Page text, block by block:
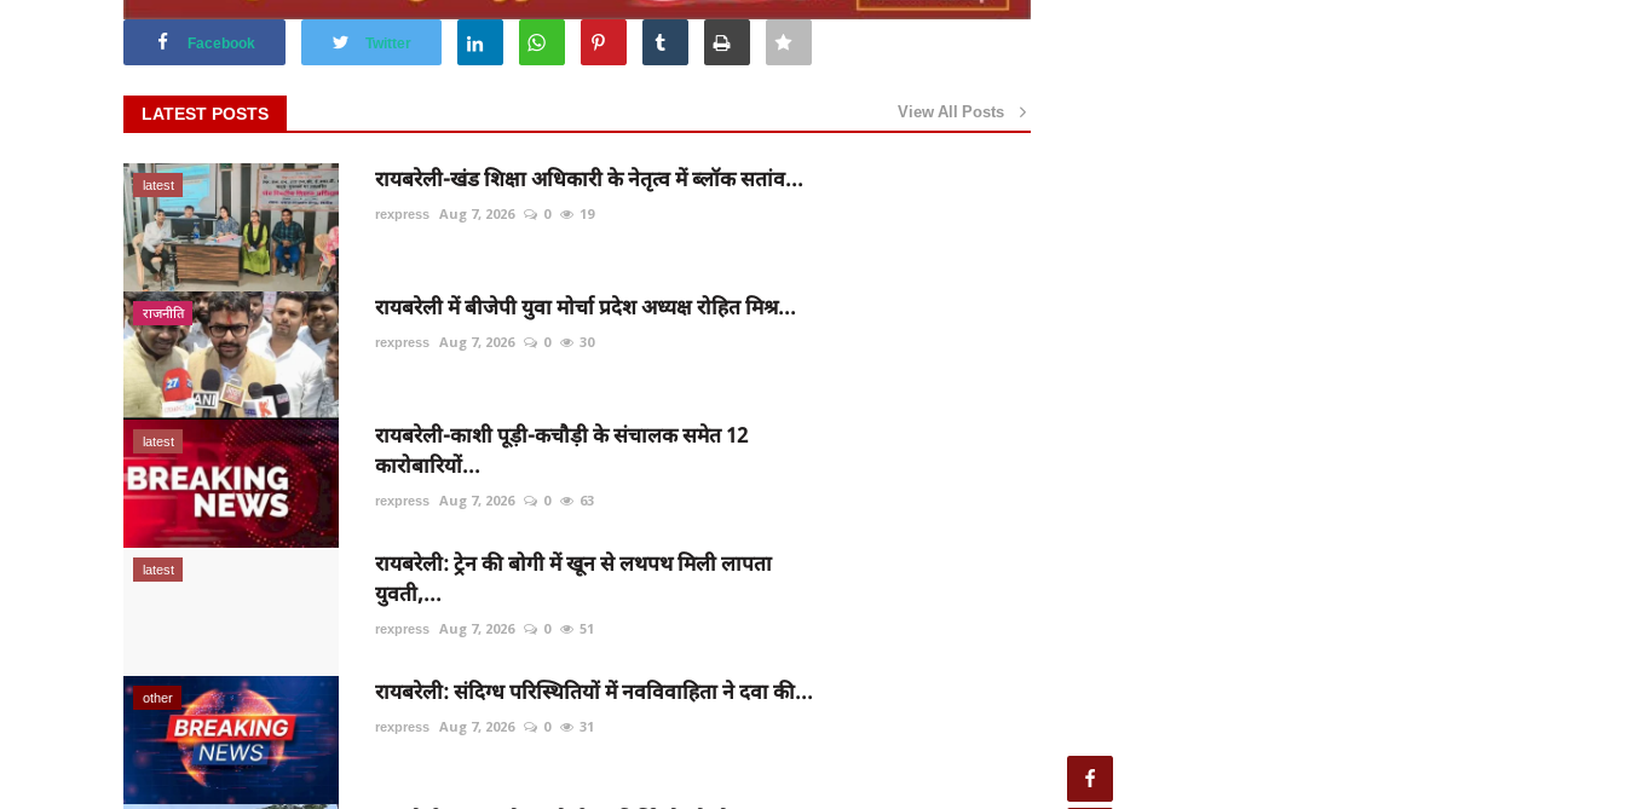
Facebook Twitter
LATEST POSTS View All Posts
latest रायबरेली-खंड शिक्षा अधिकारी के नेतृत्व में ब्लॉक सतांव...
rexpress Aug 7, 2026 0 19
राजनीति रायबरेली में बीजेपी युवा मोर्चा प्रदेश अध्यक्ष रोहित मिश्र...
rexpress Aug 7, 2026 0 30
latest
रायबरेली-काशी पूड़ी-कचौड़ी के संचालक समेत 12
कारोबारियों...
rexpress Aug 7, 2026 0 63
latest
रायबरेली: ट्रेन की बोगी में खून से लथपथ मिली लापता
युवती,...
rexpress Aug 7, 2026 0 51
other रायबरेली: संदिग्ध परिस्थितियों में नवविवाहिता ने दवा की...
rexpress Aug 7, 2026 0 31